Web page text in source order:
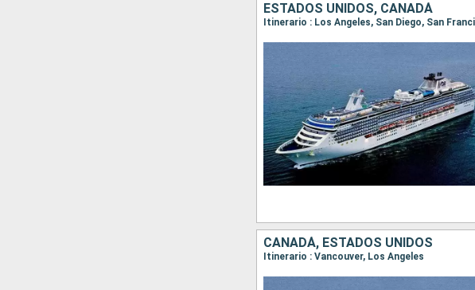
ESTADOS UNIDOS, CANADÁ
Itinerario : Los Angeles, San Diego, San
CANADÁ, ESTADOS UNIDOS
Itinerario : Vancouver, Los Angeles